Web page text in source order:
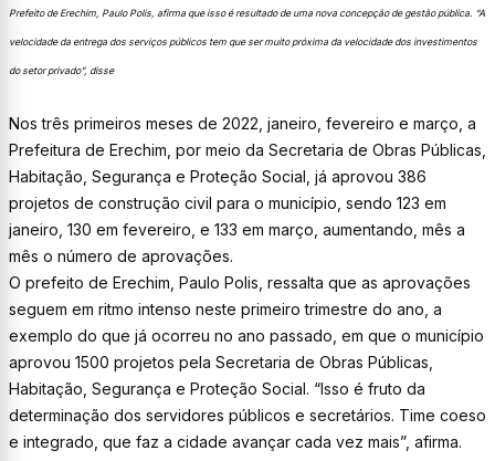
Prefeito de Erechim, Paulo Polis, afirma que isso é resultado de uma nova concepção de gestão pública. “A
velocidade da entrega dos serviços públicos tem que ser muito próxima da velocidade dos investimentos
do setor privado”, disse
Nos três primeiros meses de 2022, janeiro, fevereiro e março, a
Prefeitura de Erechim, por meio da Secretaria de Obras Públicas,
Habitação, Segurança e Proteção Social, já aprovou 386
projetos de construção civil para o município, sendo 123 em
janeiro, 130 em fevereiro, e 133 em março, aumentando, mês a
mês o número de aprovações.
O prefeito de Erechim, Paulo Polis, ressalta que as aprovações
seguem em ritmo intenso neste primeiro trimestre do ano, a
exemplo do que já ocorreu no ano passado, em que o município
aprovou 1500 projetos pela Secretaria de Obras Públicas,
Habitação, Segurança e Proteção Social. “Isso é fruto da
determinação dos servidores públicos e secretários. Time coeso
e integrado, que faz a cidade avançar cada vez mais”, afirma.